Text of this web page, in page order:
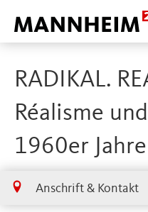
RADIKAL.
Réalisme
1960er Jahre
Anschrift & Kontakt